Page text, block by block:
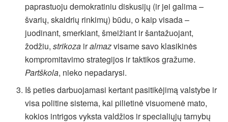
paprastuoju demokratiniu diskusijų (ir jei galima –
švarių, skaidrių rinkimų) būdu, o kaip visada –
juodinant, smerkiant, šmeižiant ir šantažuojant,
žodžiu,strikoza iralmazvisame savo klasikinės
kompromitavimo strategijos ir taktikos gražume.
Partškola, nieko nepadarysi.
Iš peties darbuojamasi kertant pasitikėjimą valstybe ir
visa politine sistema, kai pilietinė visuomenė mato,
kokios intrigos vyksta valdžios ir specialiųjų tarnybų